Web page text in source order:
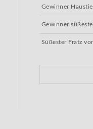
Gewinner
Gewinner
Süßester Fratz